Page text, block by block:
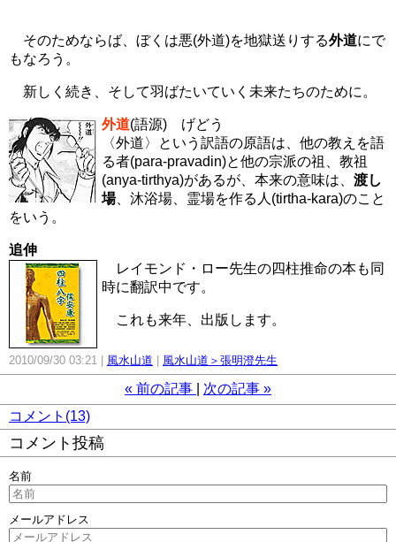
そのためならば、ぼくは悪(外道)を地獄送りする外道にで
もなろう。
新しく続き、そして羽ばたいていく未来たちのために。
外道(語源) げどう
〈外道〉という訳語の原語は、他の教えを語
る者(para-pravadin)と他の宗派の祖、教祖
(anya-tirthya)があるが、本来の意味は、 渡し
場、沐浴場、霊場を作る人(tirtha-kara)のこと
をいう。
追伸
レイモンド・ロー先生の四柱推命の本も同
時に翻訳中です。
これも来年、出版します。
2010/09/30 03:21 風水山道 風水山道＞張明澄先生
« 前の記事 次の記事 »
コメント(13)
コメント投稿
名前
メールアドレス